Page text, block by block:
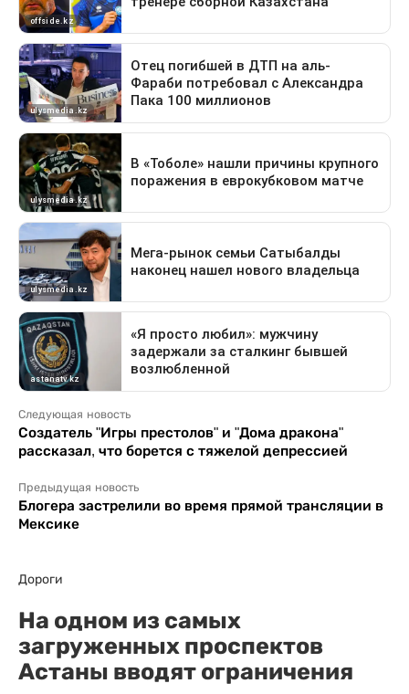
Следующая новость
Создатель "Игры престолов" и "Дома дракона"
рассказал, что борется с тяжелой депрессией
Предыдущая новость
Блогера застрелили во время прямой трансляции в
Мексике
Дороги
На одном из самых
загруженных проспектов
Астаны вводят ограничения